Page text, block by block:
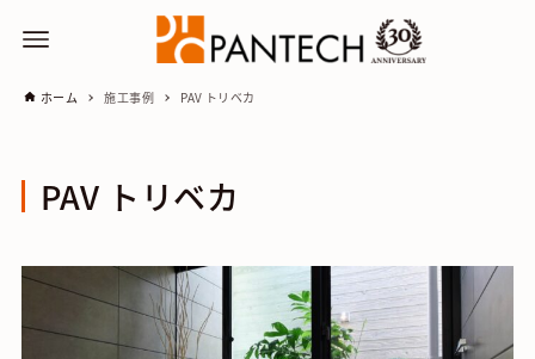
ホーム 施工事例 PAV トリベカ
PAV トリベカ